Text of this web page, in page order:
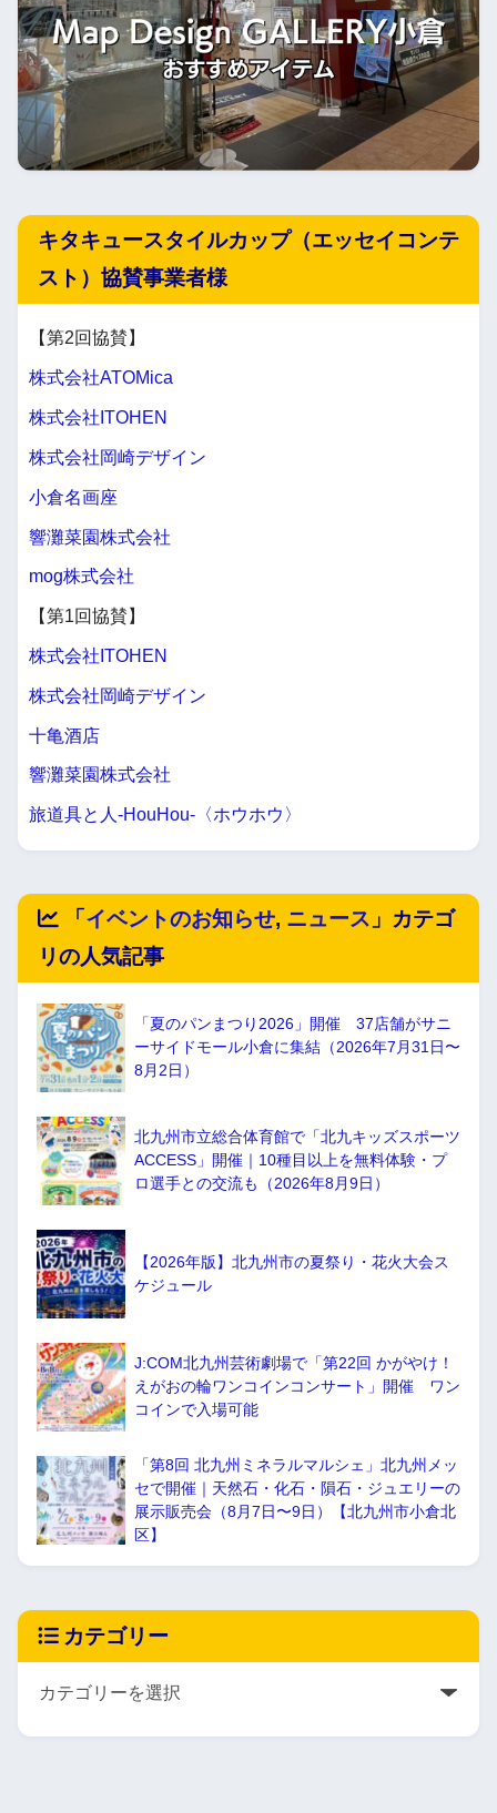
キタキュースタイルカップ（エッセイコンテ
スト）協賛事業者様
【第2回協賛】
株式会社ATOMica
株式会社ITOHEN
株式会社岡崎デザイン
小倉名画座
響灘菜園株式会社
mog株式会社
【第1回協賛】
株式会社ITOHEN
株式会社岡崎デザイン
十亀酒店
響灘菜園株式会社
旅道具と人-HouHou-〈ホウホウ〉
「 イベントのお知らせ, ニュース 」カテゴ
リの人気記事
「夏のパンまつり2026」開催 37店舗がサニ
ーサイドモール小倉に集結（2026年7月31日〜
8月2日）
北九州市立総合体育館で「北九キッズスポーツ
ACCESS」開催｜10種目以上を無料体験・プ
ロ選手との交流も（2026年8月9日）
【2026年版】北九州市の夏祭り・花火大会ス
ケジュール
J:COM北九州芸術劇場で「第22回 かがやけ！
えがおの輪ワンコインコンサート」開催 ワン
コインで入場可能
「第8回 北九州ミネラルマルシェ」北九州メッ
セで開催｜天然石・化石・隕石・ジュエリーの
展示販売会（8月7日〜9日）【北九州市小倉北
区】
カテゴリー